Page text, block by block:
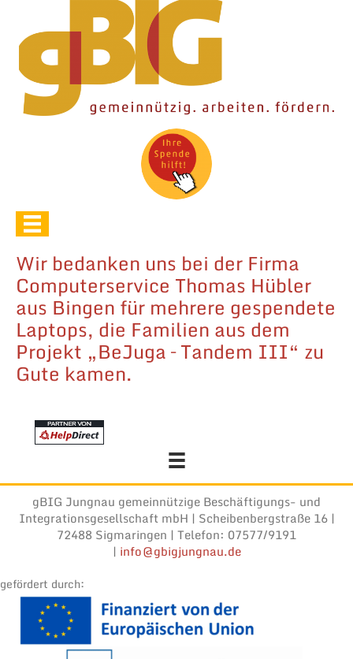
Wir bedanken uns bei der Firma
Computerservice Thomas Hübler
aus Bingen für mehrere gespendete
Laptops, die Familien aus dem
Projekt „BeJuga – Tandem III“ zu
Gute kamen.
gBIG Jungnau gemeinnützige Beschäftigungs- und
Integrationsgesellschaft mbH | Scheibenbergstraße 16 |
72488 Sigmaringen | Telefon: 07577/9191
| info@gbigjungnau.de
gefördert durch: